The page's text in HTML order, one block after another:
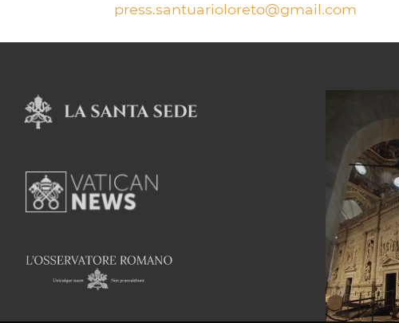
press.santuarioloreto@gmail.com